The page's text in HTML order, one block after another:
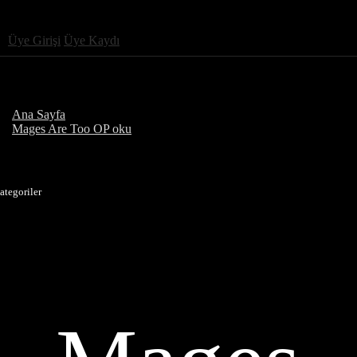
Üye Girişi Üye Kaydı
Ana Sayfa
Mages Are Too OP oku